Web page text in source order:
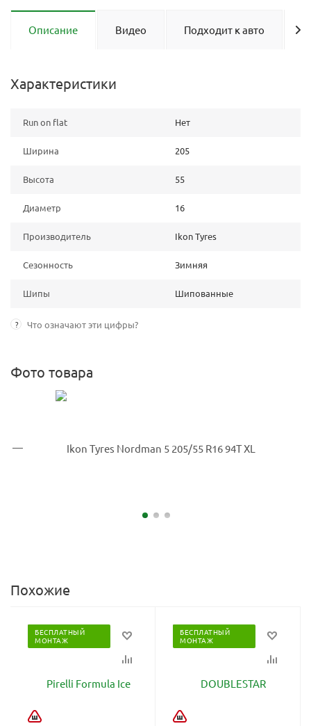
Описание Видео Подходит к авто
Характеристики
Run on flat Нет
Ширина 205
Высота 55
Диаметр 16
Производитель Ikon Tyres
Сезонность Зимняя
Шипы Шипованные
? Что означают эти цифры?
Фото товара
Похожие
БЕСПЛАТНЫЙ
МОНТАЖ
БЕСПЛАТНЫЙ
МОНТАЖ